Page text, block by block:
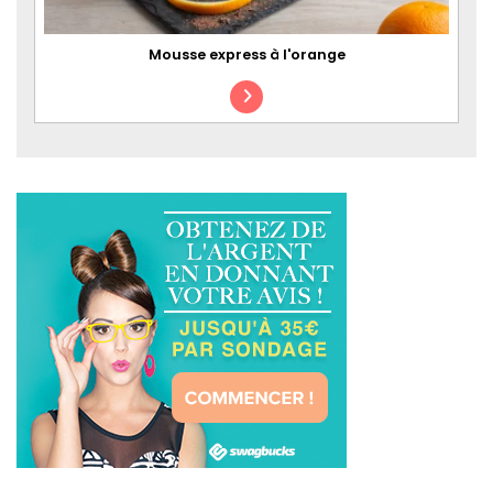
Mousse express à l'orange